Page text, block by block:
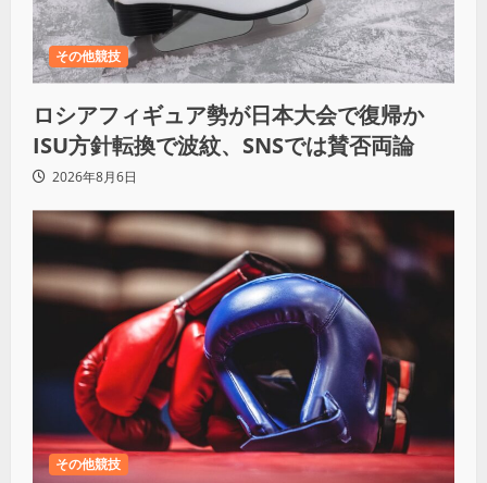
その他競技
ロシアフィギュア勢が日本大会で復帰か
ISU方針転換で波紋、SNSでは賛否両論
2026年8月6日
その他競技